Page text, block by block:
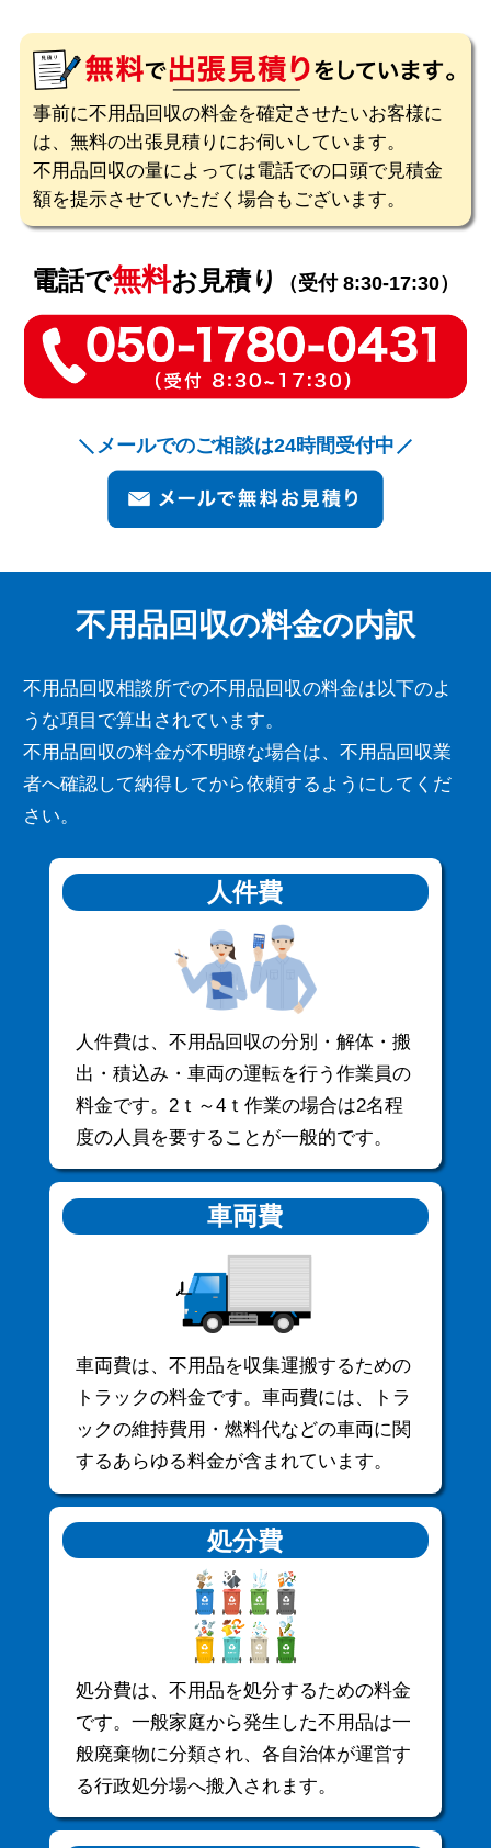
事前に不用品回収の料金を確定させたいお客様に
は、無料の出張見積りにお伺いしています。
不用品回収の量によっては電話での口頭で見積金
額を提示させていただく場合もございます。
電話で無料お見積り （受付 8:30-17:30）
メールでのご相談は24時間受付中
不用品回収の料金の内訳
不用品回収相談所での不用品回収の料金は以下のよ
うな項目で算出されています。
不用品回収の料金が不明瞭な場合は、不用品回収業
者へ確認して納得してから依頼するようにしてくだ
さい。
人件費
人件費は、不用品回収の分別・解体・搬
出・積込み・車両の運転を行う作業員の
料金です。2ｔ～4ｔ作業の場合は2名程
度の人員を要することが一般的です。
車両費
車両費は、不用品を収集運搬するための
トラックの料金です。車両費には、トラ
ックの維持費用・燃料代などの車両に関
するあらゆる料金が含まれています。
処分費
処分費は、不用品を処分するための料金
です。一般家庭から発生した不用品は一
般廃棄物に分類され、各自治体が運営す
る行政処分場へ搬入されます。